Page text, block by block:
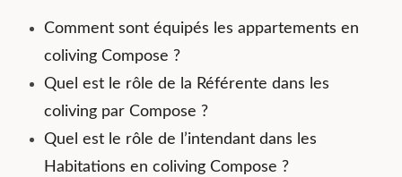
Comment sont équipés les appartements en
coliving Compose ?
Quel est le rôle de la Référente dans les
coliving par Compose ?
Quel est le rôle de l’intendant dans les
Habitations en coliving Compose ?